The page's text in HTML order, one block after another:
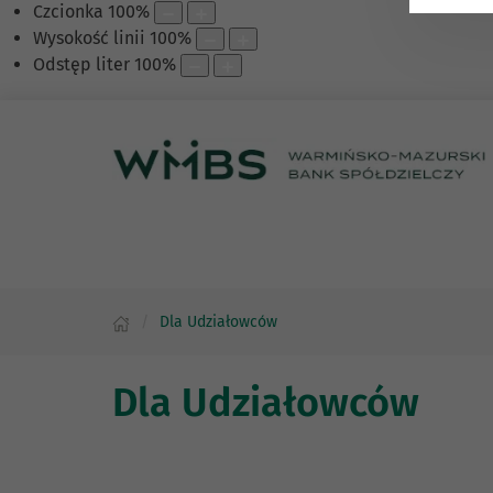
Czcionka 100%
Wysokość linii 100%
Odstęp liter 100%
Dla Udziałowców
Dla Udziałowców